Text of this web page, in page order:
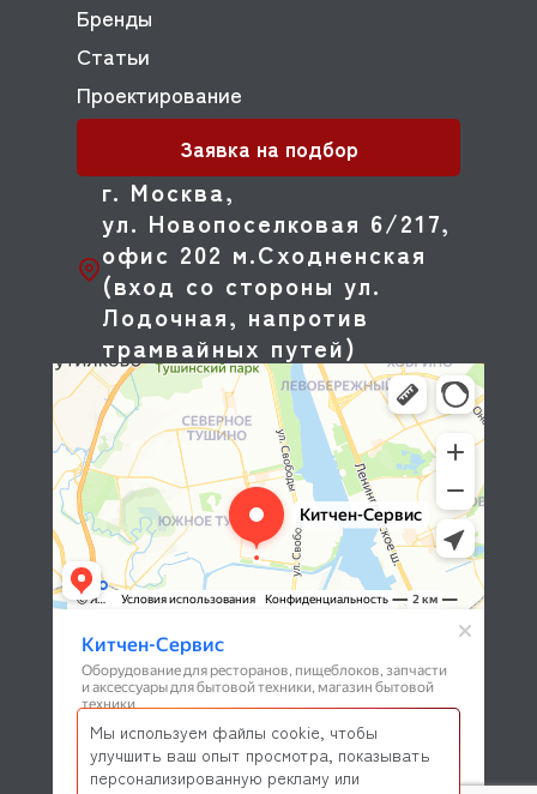
г. Москва,
ул. Новопоселковая 6/217,
офис 202 м.Сходненская
(вход со стороны ул.
Лодочная, напротив
трамвайных путей)
Бренды
Статьи
Проектирование
Заявка на подбор
Мы используем файлы cookie, чтобы
улучшить ваш опыт просмотра, показывать
персонализированную рекламу или